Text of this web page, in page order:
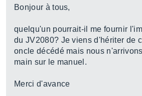
Bonjour à tous,
quelqu'un pourrait-il me fournir
du JV2080? Je viens d'hériter de
oncle décédé mais nous
main sur le manuel.
Merci d'avance